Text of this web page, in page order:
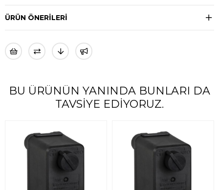
ÜRÜN ÖNERILERI
BU ÜRÜNÜN YANINDA BUNLARI DA
TAVSIYE EDIYORUZ.